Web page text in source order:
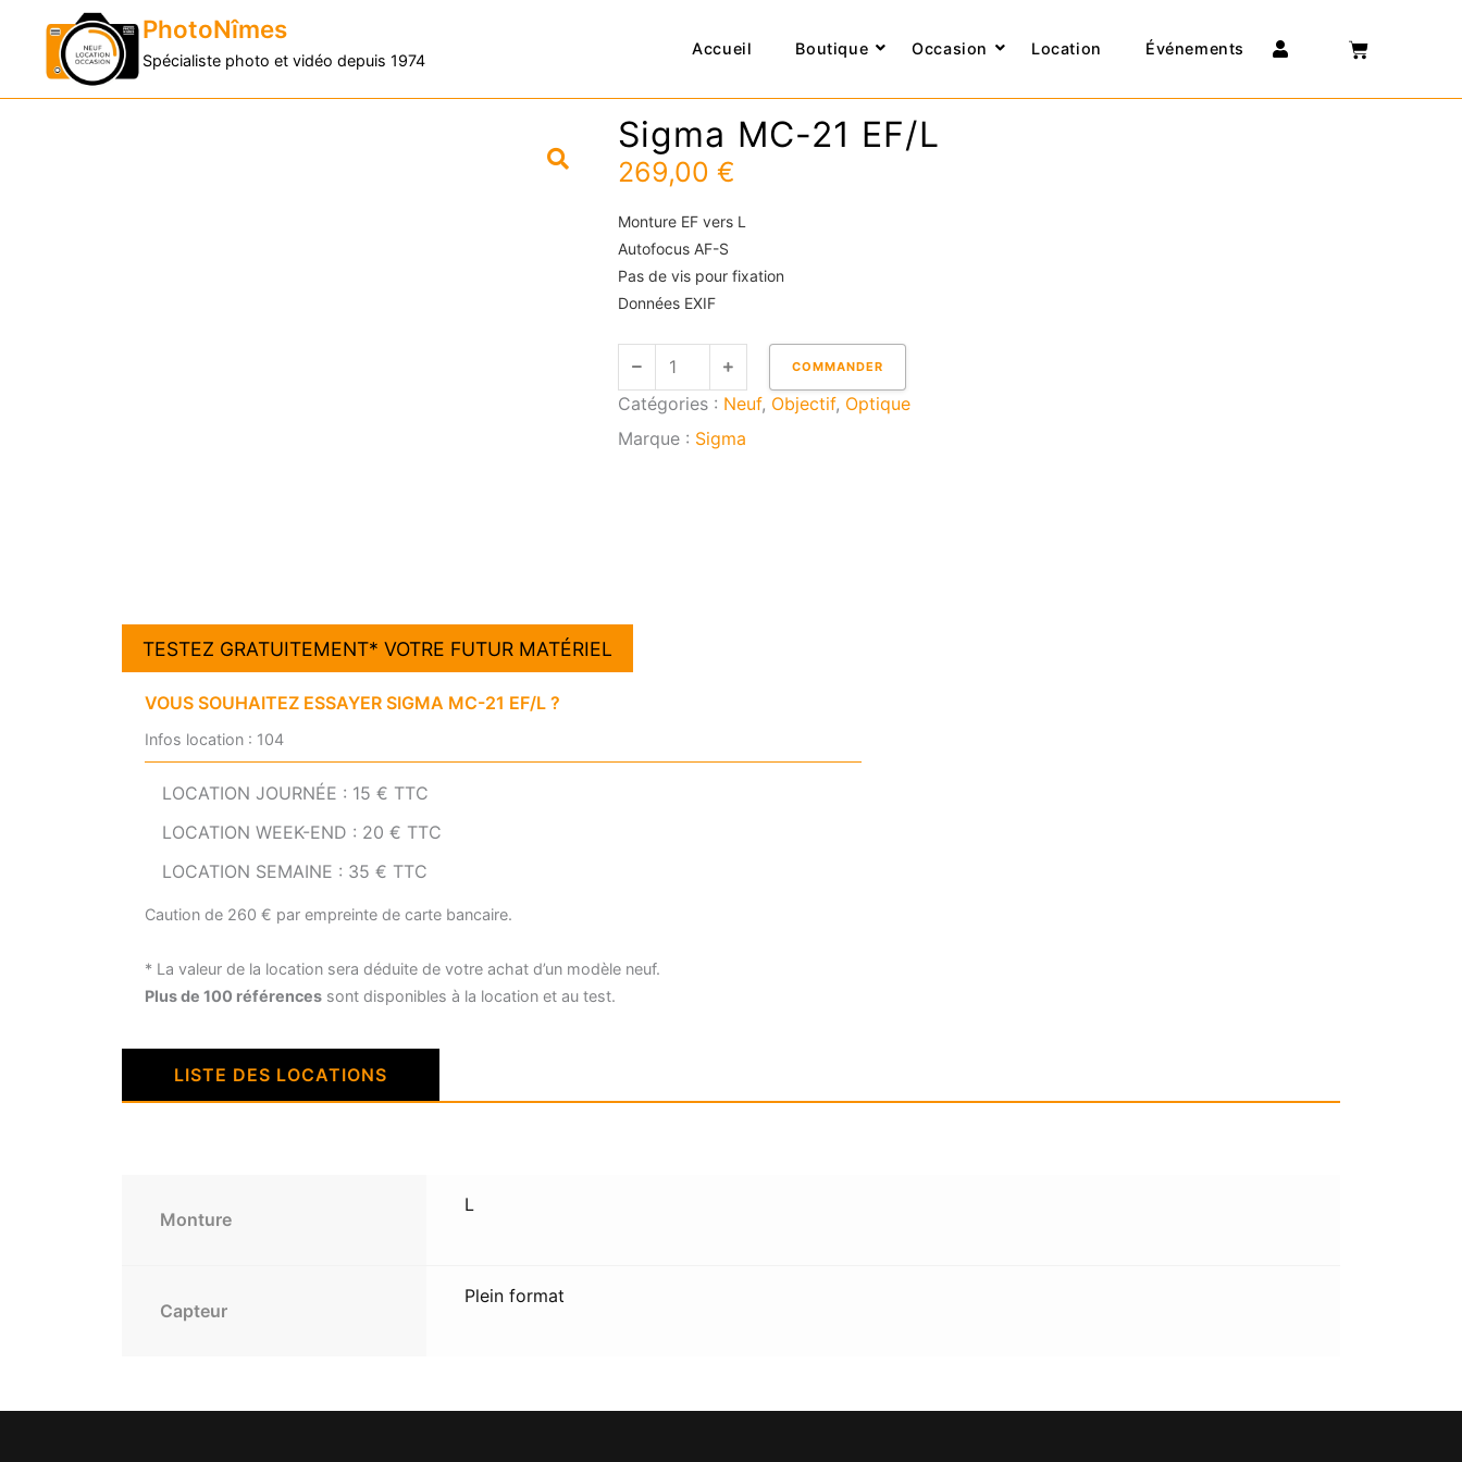
PhotoNîmes
Spécialiste photo et vidéo depuis 1974
Accueil Boutique Occasion Location Événements
Connexion
Sigma MC-21 EF/L
269,00 €
Monture EF vers L
Autofocus AF-S
Pas de vis pour fixation
Données EXIF
Sigma
MC-
COMMANDER
Catégories : Neuf, Objectif, Optique
Marque : Sigma
TESTEZ GRATUITEMENT* VOTRE FUTUR MATÉRIEL
VOUS SOUHAITEZ ESSAYER SIGMA MC-21 EF/L ?
Infos location : 104
LOCATION JOURNÉE : 15 € TTC
LOCATION WEEK-END : 20 € TTC
LOCATION SEMAINE : 35 € TTC
Caution de 260 € par empreinte de carte bancaire.
* La valeur de la location sera déduite de votre achat d’un modèle neuf.
Plus de 100 référencessont disponibles à la location et au test.
LISTE DES LOCATIONS
Monture
L
Capteur
Plein format